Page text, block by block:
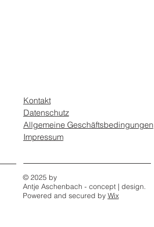
Kontakt
Datenschutz
Allgemeine Geschäftsbedingungen
Impressum
© 2025 by
Antje Aschenbach - concept | design.
Powered and secured by Wix